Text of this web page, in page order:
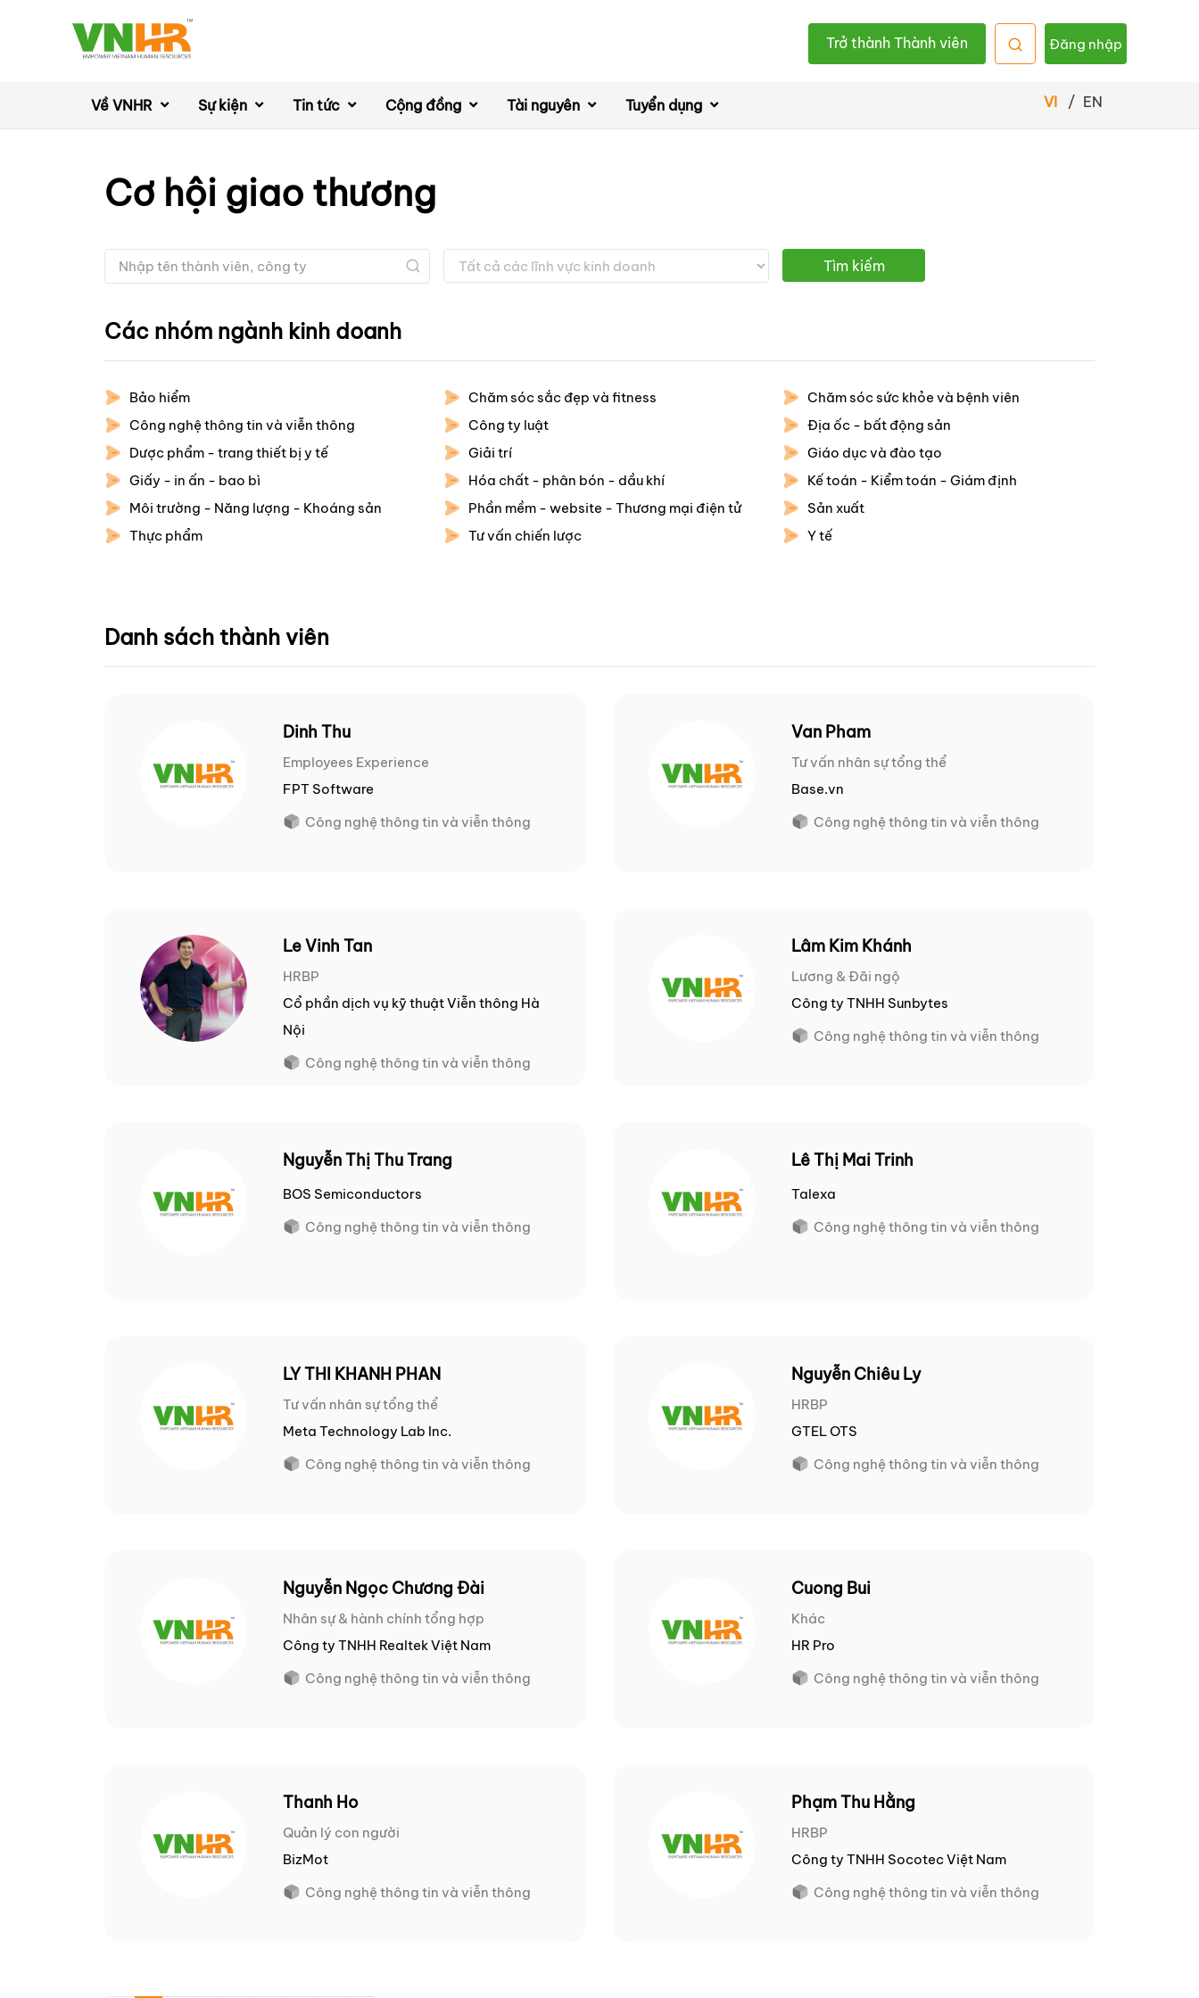
Trở thành Thành viên Đăng nhập
Về VNHR Sự kiện Tin tức Cộng đồng Tài nguyên Tuyển dụng VI / EN
Cơ hội giao thương
Tìm kiếm
Các nhóm ngành kinh doanh
Bảo hiểm Chăm sóc sắc đẹp và fitness
Chăm sóc sức khỏe và bệnh viên
Công nghệ thông tin và viễn thông
Công ty luật
Địa ốc - bất động sản
Dược phẩm - trang thiết bị y tế
Giải trí
Giáo dục và đào tạo
Giấy - in ấn - bao bì
Hóa chất - phân bón - dầu khí
Kế toán - Kiểm toán - Giám định
Môi trường - Năng lượng - Khoáng sản
Phần mềm - website - Thương mại điện tử
Sản xuất
Thực phẩm
Tư vấn chiến lược Y tế
Danh sách thành viên
Dinh Thu
Employees Experience
FPT Software
Công nghệ thông tin và viễn thông
Van Pham
Tư vấn nhân sự tổng thể
Base.vn
Công nghệ thông tin và viễn thông
Le Vinh Tan
HRBP
Cổ phần dịch vụ kỹ thuật Viễn thông Hà
Nội
Công nghệ thông tin và viễn thông
Lâm Kim Khánh
Lương & Đãi ngộ
Công ty TNHH Sunbytes
Công nghệ thông tin và viễn thông
Nguyễn Thị Thu Trang
BOS Semiconductors
Công nghệ thông tin và viễn thông
Lê Thị Mai Trinh
Talexa
Công nghệ thông tin và viễn thông
LY THI KHANH PHAN
Tư vấn nhân sự tổng thể
Meta Technology Lab Inc.
Công nghệ thông tin và viễn thông
Nguyễn Chiêu Ly
HRBP
GTEL OTS
Công nghệ thông tin và viễn thông
Nguyễn Ngọc Chương Đài
Nhân sự & hành chính tổng hợp
Công ty TNHH Realtek Việt Nam
Công nghệ thông tin và viễn thông
Cuong Bui
Khác
HR Pro
Công nghệ thông tin và viễn thông
Thanh Ho
Quản lý con người
BizMot
Công nghệ thông tin và viễn thông
Phạm Thu Hằng
HRBP
Công ty TNHH Socotec Việt Nam
Công nghệ thông tin và viễn thông